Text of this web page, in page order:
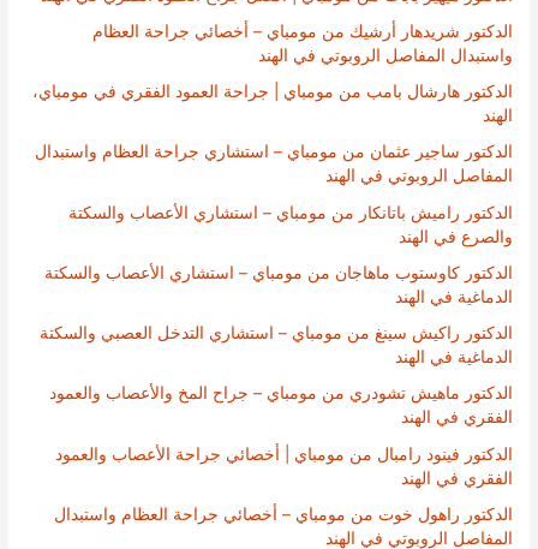
الدكتور شريدهار أرشيك من مومباي – أخصائي جراحة العظام
واستبدال المفاصل الروبوتي في الهند
الدكتور هارشال بامب من مومباي | جراحة العمود الفقري في مومباي،
الهند
الدكتور ساجير عثمان من مومباي – استشاري جراحة العظام واستبدال
المفاصل الروبوتي في الهند
الدكتور راميش باتانكار من مومباي – استشاري الأعصاب والسكتة
والصرع في الهند
الدكتور كاوستوب ماهاجان من مومباي – استشاري الأعصاب والسكتة
الدماغية في الهند
الدكتور راكيش سينغ من مومباي – استشاري التدخل العصبي والسكتة
الدماغية في الهند
الدكتور ماهيش تشودري من مومباي – جراح المخ والأعصاب والعمود
الفقري في الهند
الدكتور فينود رامبال من مومباي | أخصائي جراحة الأعصاب والعمود
الفقري في الهند
الدكتور راهول خوت من مومباي – أخصائي جراحة العظام واستبدال
المفاصل الروبوتي في الهند